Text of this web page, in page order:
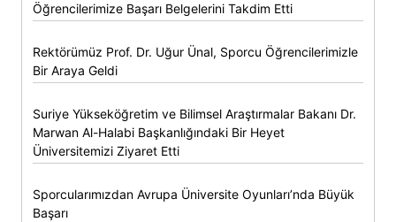
Öğrencilerimize Başarı Belgelerini Takdim Etti
Rektörümüz Prof. Dr. Uğur Ünal, Sporcu Öğrencilerimizle
Bir Araya Geldi
Suriye Yükseköğretim ve Bilimsel Araştırmalar Bakanı Dr.
Marwan Al-Halabi Başkanlığındaki Bir Heyet
Üniversitemizi Ziyaret Etti
Sporcularımızdan Avrupa Üniversite Oyunları’nda Büyük
Başarı